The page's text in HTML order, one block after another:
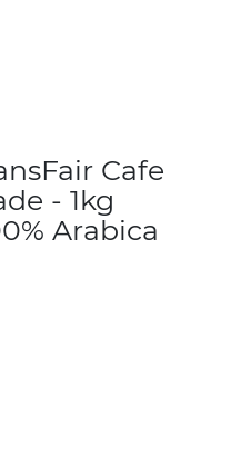
Cafe
- 1kg
Arabica